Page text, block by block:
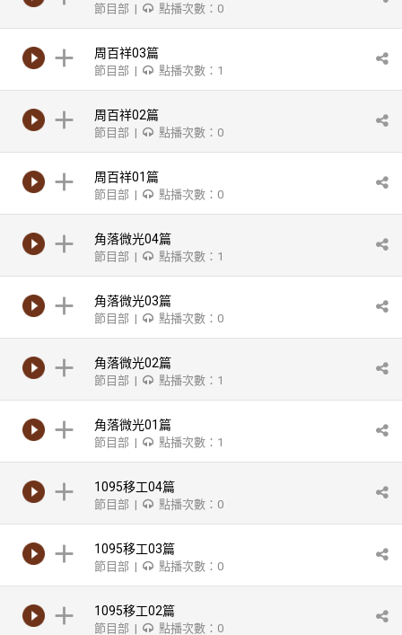
節目部 | 點播次數：0
周百祥03篇
節目部 | 點播次數：1
周百祥02篇
節目部 | 點播次數：0
周百祥01篇
節目部 | 點播次數：0
角落微光04篇
節目部 | 點播次數：1
角落微光03篇
節目部 | 點播次數：0
角落微光02篇
節目部 | 點播次數：1
角落微光01篇
節目部 | 點播次數：1
1095移工04篇
節目部 | 點播次數：0
1095移工03篇
節目部 | 點播次數：0
1095移工02篇
節目部 | 點播次數：0